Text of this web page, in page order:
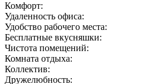
Комфорт:
Удаленность офиса:
Удобство рабочего места:
Бесплатные вкусняшки:
Чистота помещений:
Комната отдыха:
Коллектив:
Дружелюбность: